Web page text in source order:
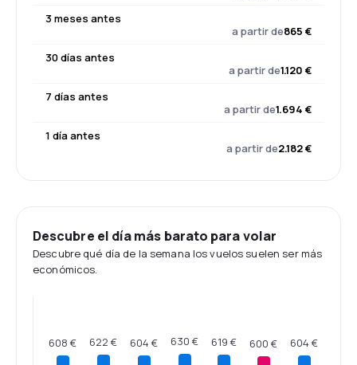
3 meses antes
a partir de865 €
30 días antes
a partir de1.120 €
7 días antes
a partir de1.694 €
1 día antes
a partir de2.182 €
Descubre el día más barato para volar
Descubre qué día de la semana los vuelos suelen ser más
económicos.
608 € 622 € 604 € 630 € 619 € 600 € 604 €